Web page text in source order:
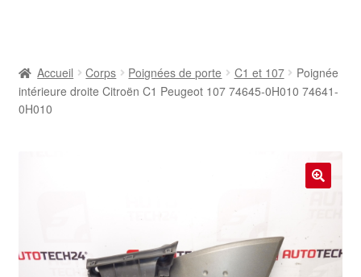
Contact
Paiements
Accueil Corps Poignées de porte C1 et 107
Poignée
intérieure droite Citroën C1 Peugeot 107 74645-0H010 74641-
0H010